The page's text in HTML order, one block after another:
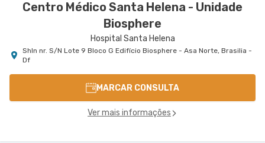
Centro Médico Santa Helena - Unidade
Biosphere
Hospital Santa Helena
Shln nr. S/N Lote 9 Bloco G Edifício Biosphere - Asa Norte, Brasilia -
Df
MARCAR CONSULTA
Ver mais informações